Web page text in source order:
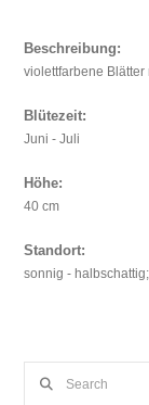
Beschreibung:
violettfarbene
Blütezeit:
Juni - Juli
Höhe:
40 cm
Standort:
sonnig -